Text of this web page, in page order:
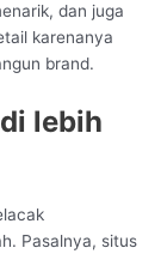
dan juga
karenanya
brand.
lebih
Pasalnya, situs